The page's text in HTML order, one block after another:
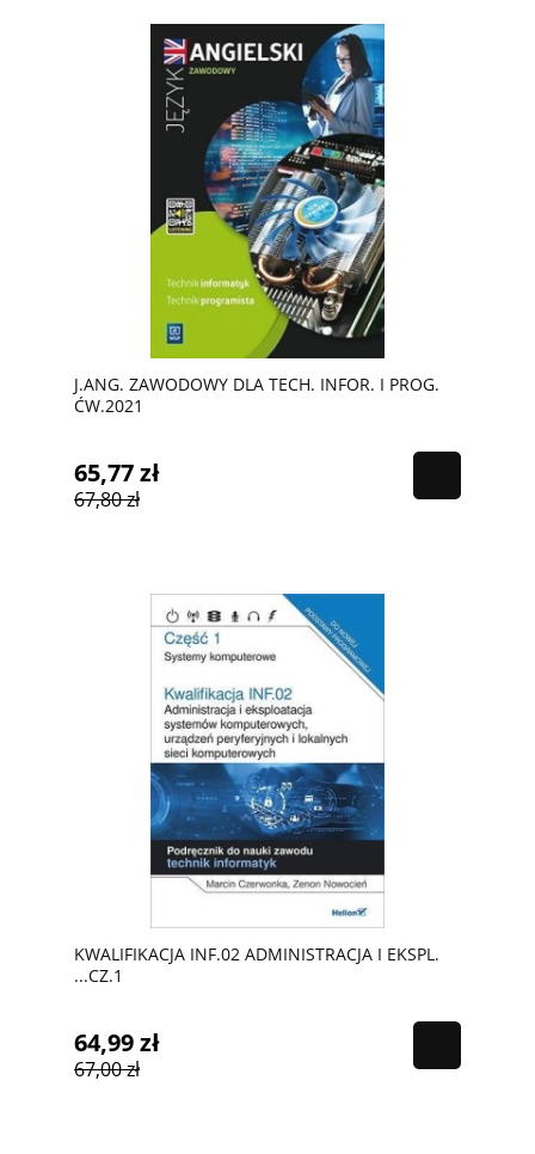
J.ANG. ZAWODOWY DLA TECH. INFOR. I PROG.
ĆW.2021
65,77 zł
67,80 zł
KWALIFIKACJA INF.02 ADMINISTRACJA I EKSPL.
...CZ.1
64,99 zł
67,00 zł